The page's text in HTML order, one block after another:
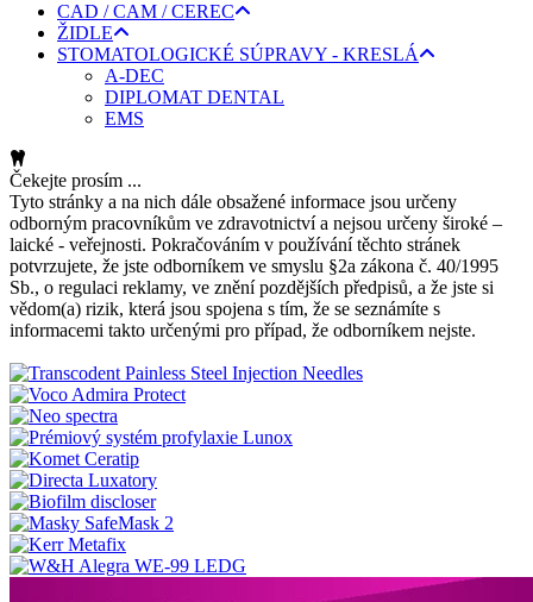
CAD / CAM / CEREC
ŽIDLE
STOMATOLOGICKÉ SÚPRAVY - KRESLÁ
A-DEC
DIPLOMAT DENTAL
EMS
Čekejte prosím ...
Tyto stránky a na nich dále obsažené informace jsou určeny
odborným pracovníkům ve zdravotnictví a nejsou určeny široké –
laické - veřejnosti. Pokračováním v používání těchto stránek
potvrzujete, že jste odborníkem ve smyslu §2a zákona č. 40/1995
Sb., o regulaci reklamy, ve znění pozdějších předpisů, a že jste si
vědom(a) rizik, která jsou spojena s tím, že se seznámíte s
informacemi takto určenými pro případ, že odborníkem nejste.